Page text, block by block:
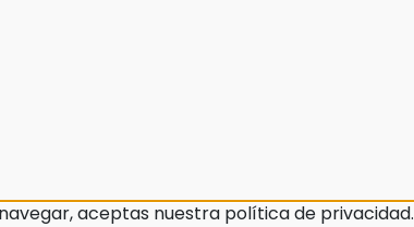
aceptas nuestra política de privacidad.